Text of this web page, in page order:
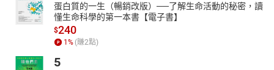
蛋白質的一生（暢銷改版）──了解生命活動的秘密，讀
懂生命科學的第一本書【電子書】
$240
1% (賺2點)
5